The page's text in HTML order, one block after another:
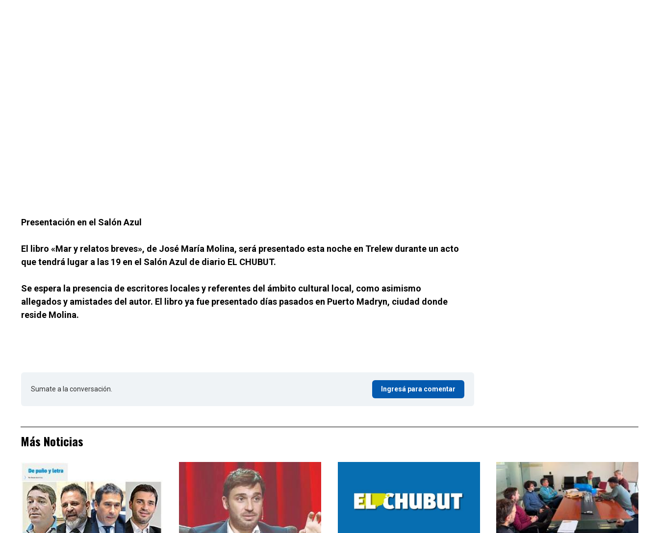
Presentación en el Salón Azul
El libro «Mar y relatos breves», de José María Molina, será presentado esta noche en Trelew durante un acto
que tendrá lugar a las 19 en el Salón Azul de diario EL CHUBUT.
Se espera la presencia de escritores locales y referentes del ámbito cultural local, como asimismo
allegados y amistades del autor. El libro ya fue presentado días pasados en Puerto Madryn, ciudad donde
reside Molina.
Sumate a la conversación. Ingresá para comentar
Más Noticias